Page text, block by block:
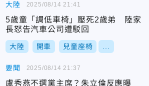
大陸
5歲童「調低車椅」壓死2歲弟 陸家
長怒告汽車公司遭駁回
大陸 開車 兒童座椅
2025/08/14 21:41
要聞
盧秀燕不選黨主席？朱立倫反應曝
2025/08/14 21:37